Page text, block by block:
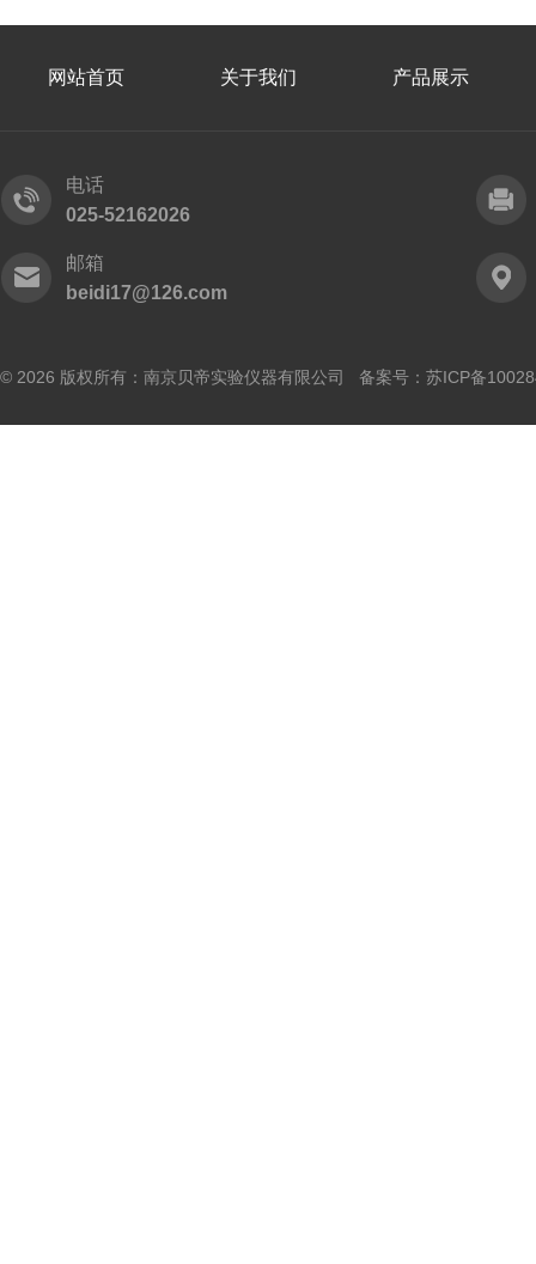
网站首页 关于我们 产品展示
电话
025-52162026
邮箱
beidi17@126.com
© 2026 版权所有：南京贝帝实验仪器有限公司 备案号： 苏ICP备